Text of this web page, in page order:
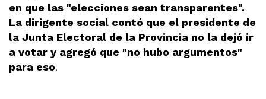
en que las "elecciones sean transparentes".
La dirigente social contó que el presidente de
la Junta Electoral de la Provincia no la dejó ir
a votar y agregó que "no hubo argumentos"
para eso.